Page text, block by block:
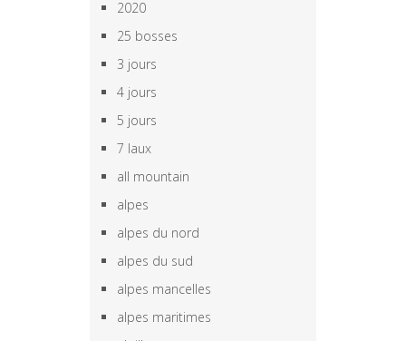
2020
25 bosses
3 jours
4 jours
5 jours
7 laux
all mountain
alpes
alpes du nord
alpes du sud
alpes mancelles
alpes maritimes